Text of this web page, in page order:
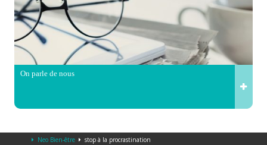
On parle de nous
Neo Bien-être stop à la procrastination